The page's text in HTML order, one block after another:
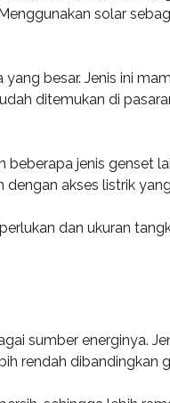
solar
besar. Jenis ini
ditemukan di
jenis genset
dengan akses listrik
dan ukuran
sumber energinya.
rendah dibandingkan